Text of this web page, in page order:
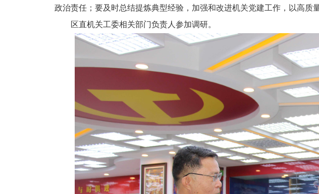
政治责任；要及时总结提炼典型经验， 加强和改进机关党建工作， 以高质
区直机关工委相关部门负责人 参加调研。